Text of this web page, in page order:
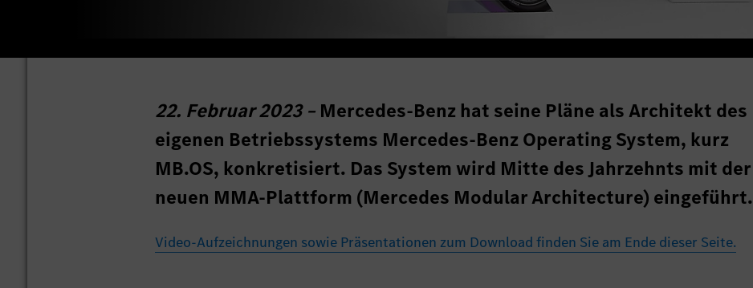
22. Februar 2023 – Mercedes-Benz hat seine Pläne als Architekt des
eigenen Betriebssystems Mercedes-Benz Operating System, kurz
MB.OS, konkretisiert. Das System wird Mitte des Jahrzehnts mit der
neuen MMA-Plattform (Mercedes Modular Architecture) eingeführt.
Video-Aufzeichnungen sowie Präsentationen zum Download finden Sie am Ende dieser Seite.